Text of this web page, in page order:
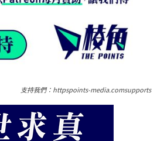
支持我們：httpspoints-media.comsupports